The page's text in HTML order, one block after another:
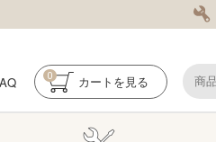
カート を見る
0